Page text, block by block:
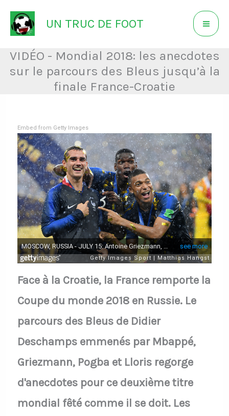
Aller
au
contenu
UN TRUC DE FOOT
VIDÉO - Mondial 2018: les anecdotes
sur le parcours des Bleus jusqu’à la
finale France-Croatie
Embed from Getty Images
Face à la Croatie, la France remporte la
Coupe du monde 2018 en Russie. Le
parcours des Bleus de Didier
Deschamps emmenés par Mbappé,
Griezmann, Pogba et Lloris regorge
d'anecdotes pour ce deuxième titre
mondial fêté comme il se doit. Les